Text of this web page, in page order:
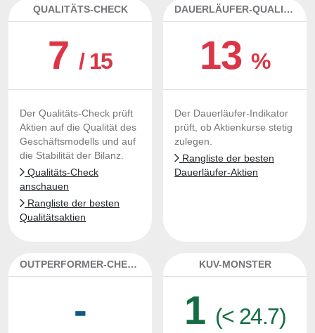
QUALITÄTS-CHECK
7/ 15
Der Qualitäts-Check prüft
Aktien auf die Qualität des
Geschäftsmodells und auf
die Stabilität der Bilanz.
Qualitäts-Check
anschauen
Rangliste der besten
Qualitätsaktien
DAUERLÄUFER-QUALITÄTEN
13%
Der Dauerläufer-Indikator
prüft, ob Aktienkurse stetig
zulegen.
Rangliste der besten
Dauerläufer-Aktien
OUTPERFORMER-CHECK
-
KUV-MONSTER
1 (< 24.7)